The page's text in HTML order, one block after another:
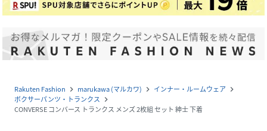
Rakuten Fashion navigate_next marukawa (マルカワ) navigate_next インナー・ルームウェア navigate_next
ボクサーパンツ・トランクス navigate_next
CONVERSE コンバース トランクス メンズ 2枚組 セット 紳士 下着